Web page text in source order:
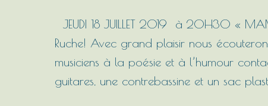
JEUDI 18 JUILLET 2019 à 20H30 «
Ruche! Avec grand plaisir nous
musiciens à la poésie et à l’humour
guitares, une contrebassine et un sac
au
domaine
de
la